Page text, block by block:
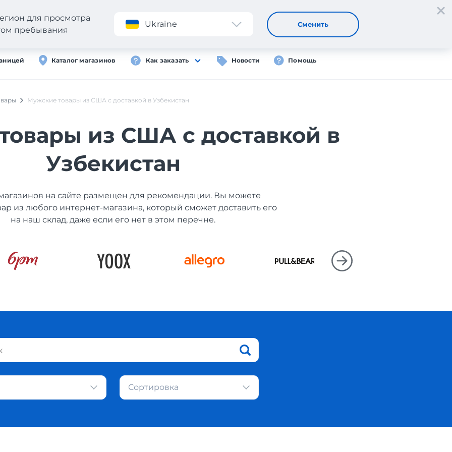
Приложение Регистрация Вход
Каталог магазинов Как заказать Новости Помощь
для просмотра
пребывания
Ukraine Сменить
Мужские товары из США с доставкой в Узбекистан
из США с доставкой в
Узбекистан
на сайте размещен для рекомендации. Вы можете
из любого интернет-магазина, который сможет доставить его
на наш склад, даже если его нет в этом перечне.
Сортировка